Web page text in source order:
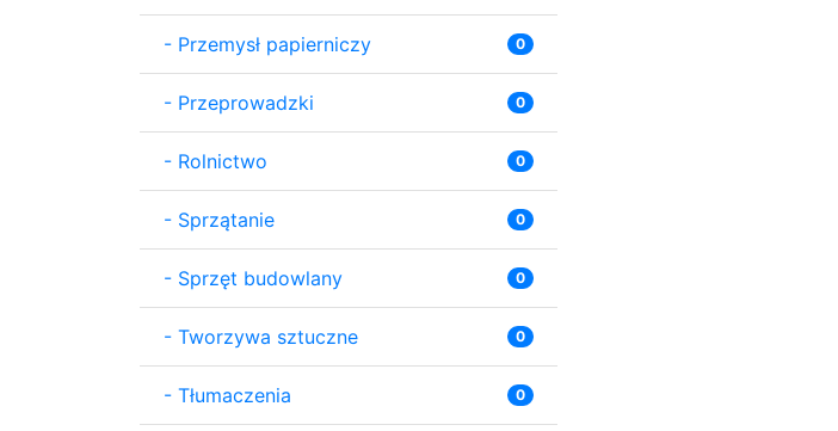
- Przemysł papierniczy 0
- Przeprowadzki 0
- Rolnictwo 0
- Sprzątanie 0
- Sprzęt budowlany 0
- Tworzywa sztuczne 0
- Tłumaczenia 0